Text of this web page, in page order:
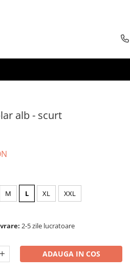
alb - scurt
M L XL XXL
2-5 zile lucratoare
ADAUGA IN COS